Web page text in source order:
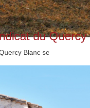
du Quercy
Blanc se